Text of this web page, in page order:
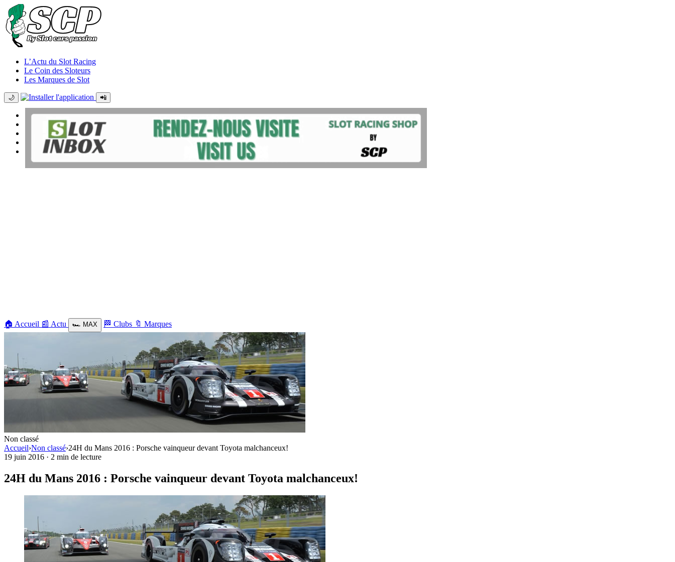
L’Actu du Slot Racing
Le Coin des Sloteurs
Les Marques de Slot
🌙 📲
🏠 Accueil 📰 Actu 🏎️ MAX 🏁 Clubs 🔖 Marques
Non classé
Accueil›Non classé›24H du Mans 2016 : Porsche vainqueur devant Toyota malchanceux!
19 juin 2016 · 2 min de lecture
24H du Mans 2016 : Porsche vainqueur devant Toyota malchanceux!